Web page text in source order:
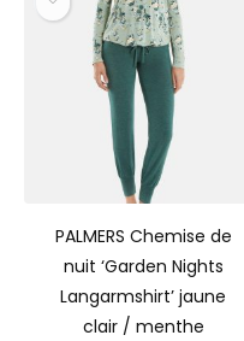
PALMERS Chemise de
nuit ‘Garden Nights
Langarmshirt’ jaune
clair / menthe